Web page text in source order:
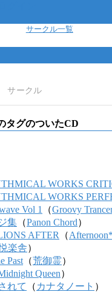
サークル一覧
サークル
タグのついたCD
WORKS
WORKS
Vol 1
（Groovy
集 （Panon Chord）
AFTER
（
楽舎）
Past （荒御霊）
Queen）
れて
（ カナタノート ）